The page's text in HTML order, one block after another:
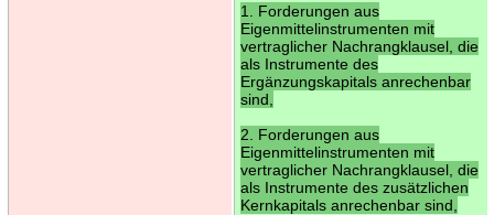
1. Forderungen aus
Eigenmittelinstrumenten mit
vertraglicher Nachrangklausel, die
als Instrumente des
Ergänzungskapitals anrechenbar
sind,
2. Forderungen aus
Eigenmittelinstrumenten mit
vertraglicher Nachrangklausel, die
als Instrumente des zusätzlichen
Kernkapitals anrechenbar sind,